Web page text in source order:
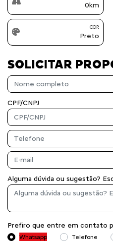
0km
COR
Preto
SOLICITAR
CPF/CNPJ
Alguma dúvida ou sugestão?
Prefiro que entre em contato
Whatsapp Telefone